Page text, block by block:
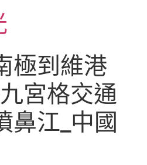
極到維港
宮格交通
鼻江_中國